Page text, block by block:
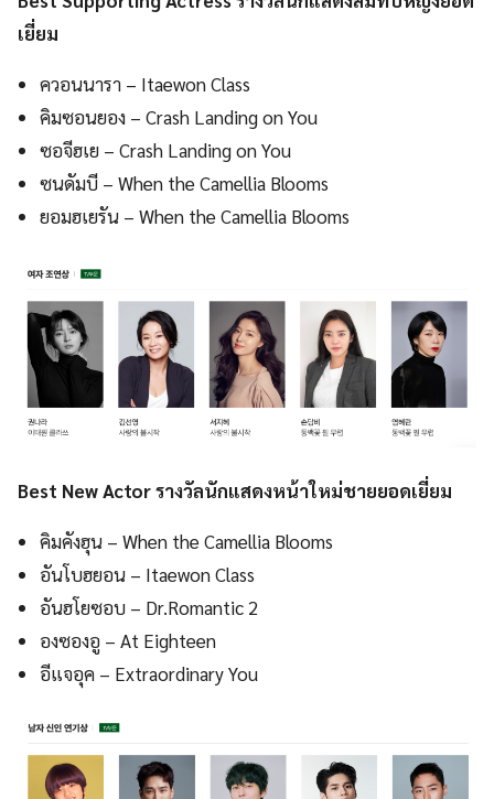
เยี่ยม
ควอนนารา – Itaewon Class
คิมซอนยอง – Crash Landing on You
ซอจีฮเย – Crash Landing on You
ซนดัมบี – When the Camellia Blooms
ยอมฮเยรัน – When the Camellia Blooms
Best New Actor รางวัลนักแสดงหน้าใหม่ชายยอดเยี่ยม
คิมคังฮุน – When the Camellia Blooms
อันโบฮยอน – Itaewon Class
อันฮโยซอบ – Dr.Romantic 2
องซองอู – At Eighteen
อีแจอุค – Extraordinary You